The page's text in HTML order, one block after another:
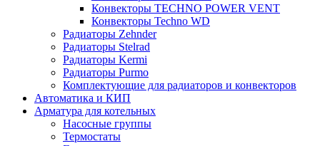
Конвекторы TECHNO POWER VENT
Конвекторы Techno WD
Радиаторы Zehnder
Радиаторы Stelrad
Радиаторы Kermi
Радиаторы Purmo
Комплектующие для радиаторов и конвекторов
Автоматика и КИП
Арматура для котельных
Насосные группы
Термостаты